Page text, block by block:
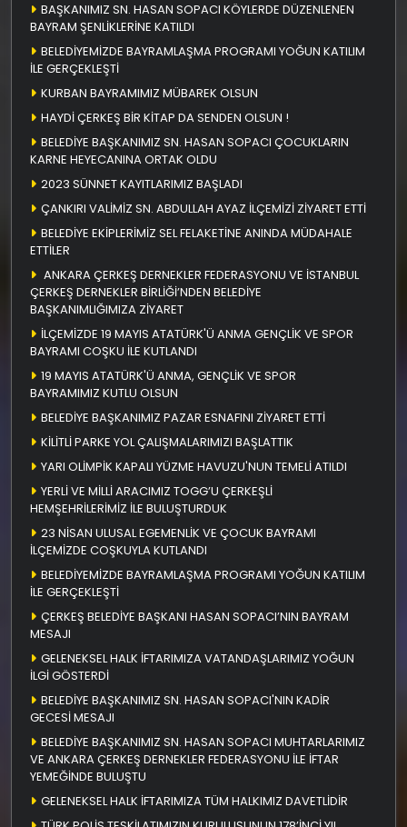
BAŞKANIMIZ SN. HASAN SOPACI KÖYLERDE DÜZENLENEN
BAYRAM ŞENLİKLERİNE KATILDI
BELEDİYEMİZDE BAYRAMLAŞMA PROGRAMI YOĞUN KATILIM
İLE GERÇEKLEŞTİ
KURBAN BAYRAMIMIZ MÜBAREK OLSUN
HAYDİ ÇERKEŞ BİR KİTAP DA SENDEN OLSUN !
BELEDİYE BAŞKANIMIZ SN. HASAN SOPACI ÇOCUKLARIN
KARNE HEYECANINA ORTAK OLDU
2023 SÜNNET KAYITLARIMIZ BAŞLADI
ÇANKIRI VALİMİZ SN. ABDULLAH AYAZ İLÇEMİZİ ZİYARET ETTİ
BELEDİYE EKİPLERİMİZ SEL FELAKETİNE ANINDA MÜDAHALE
ETTİLER
ANKARA ÇERKEŞ DERNEKLER FEDERASYONU VE İSTANBUL
ÇERKEŞ DERNEKLER BİRLİĞİ’NDEN BELEDİYE
BAŞKANIMLIĞIMIZA ZİYARET
İLÇEMİZDE 19 MAYIS ATATÜRK'Ü ANMA GENÇLİK VE SPOR
BAYRAMI COŞKU İLE KUTLANDI
19 MAYIS ATATÜRK'Ü ANMA, GENÇLİK VE SPOR
BAYRAMIMIZ KUTLU OLSUN
BELEDİYE BAŞKANIMIZ PAZAR ESNAFINI ZİYARET ETTİ
KİLİTLİ PARKE YOL ÇALIŞMALARIMIZI BAŞLATTIK
YARI OLİMPİK KAPALI YÜZME HAVUZU'NUN TEMELİ ATILDI
YERLİ VE MİLLİ ARACIMIZ TOGG’U ÇERKEŞLİ
HEMŞEHRİLERİMİZ İLE BULUŞTURDUK
23 NİSAN ULUSAL EGEMENLİK VE ÇOCUK BAYRAMI
İLÇEMİZDE COŞKUYLA KUTLANDI
BELEDİYEMİZDE BAYRAMLAŞMA PROGRAMI YOĞUN KATILIM
İLE GERÇEKLEŞTİ
ÇERKEŞ BELEDİYE BAŞKANI HASAN SOPACI’NIN BAYRAM
MESAJI
GELENEKSEL HALK İFTARIMIZA VATANDAŞLARIMIZ YOĞUN
İLGİ GÖSTERDİ
BELEDİYE BAŞKANIMIZ SN. HASAN SOPACI'NIN KADİR
GECESİ MESAJI
BELEDİYE BAŞKANIMIZ SN. HASAN SOPACI MUHTARLARIMIZ
VE ANKARA ÇERKEŞ DERNEKLER FEDERASYONU İLE İFTAR
YEMEĞİNDE BULUŞTU
GELENEKSEL HALK İFTARIMIZA TÜM HALKIMIZ DAVETLİDİR